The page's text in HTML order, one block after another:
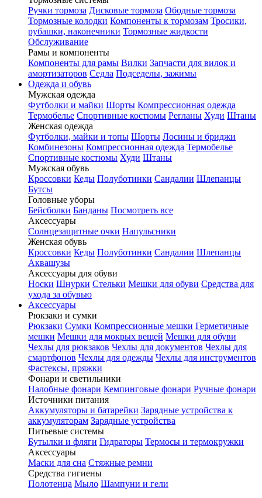
Ручки тормоза Дисковые тормоза Ободные тормоза
Тормозные колодки Компоненты к тормозам Тросики,
рубашки, наконечники Тормозные жидкости
Обслуживание
Рамы и компоненты
Компоненты для рамы Вилки Запчасти для вилок и
амортизаторов Седла Подседелы, зажимы
Одежда и обувь
Мужская одежда
Футболки и майки Шорты Компрессионная одежда
Термобелье Спортивные костюмы Регланы Худи Штаны
Женская одежда
Футболки, майки и топы Шорты Лосины и бриджи
Комбинезоны Компрессионная одежда Термобелье
Спортивные костюмы Худи Штаны
Мужская обувь
Кроссовки Кеды Полуботинки Сандалии Шлепанцы
Бутсы
Головные уборы
Бейсболки Банданы Посмотреть все
Аксессуары
Солнцезащитные очки Напульсники
Женская обувь
Кроссовки Кеды Полуботинки Сандалии Шлепанцы
Аквашузы
Аксессуары для обуви
Носки Шнурки Стельки Мешки для обуви Средства для
ухода за обувью
Аксессуары
Рюкзаки и сумки
Рюкзаки Сумки Компрессионные мешки Герметичные
мешки Мешки для мокрых вещей Мешки для обуви
Чехлы для рюкзаков Чехлы для документов Чехлы для
смартфонов Чехлы для одежды Чехлы для инструментов
Фастексы, пряжки
Фонари и светильники
Налобные фонари Кемпинговые фонари Ручные фонари
Источники питания
Аккумуляторы и батарейки Зарядные устройства к
аккумуляторам Зарядные устройства
Питьевые системы
Бутылки и фляги Гидраторы Термосы и термокружки
Аксессуары
Маски для сна Стяжные ремни
Средства гигиены
Полотенца Мыло Шампуни и гели